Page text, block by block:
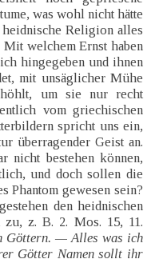
was wohl nicht hätte
Religion alles
Mit welchem Ernst haben
hingegeben und ihnen
mit unsäglicher Mühe
um sie nur recht
vom griechischen
spricht uns ein,
überragender Geist an.
nicht bestehen können,
und doch sollen die
Phantom gewesen sein?
den heidnischen
zu, z. B. 2. Mos. 15, 11.
Göttern. — Alles was ich
Götter Namen sollt ihr